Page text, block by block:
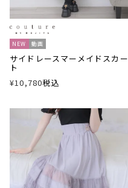
NEW 動画
サイドレースマーメイドスカー
ト
¥10,780税込